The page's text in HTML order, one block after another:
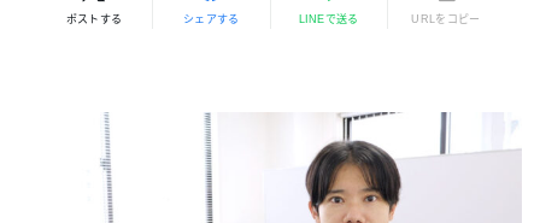
ポストする シェアする LINEで送る URLをコピー